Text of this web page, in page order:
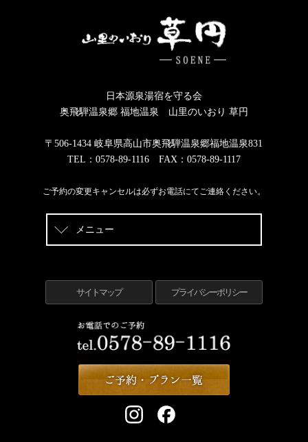
日本源泉湯宿を守る会
奥飛騨温泉郷 福地温泉 山里のいおり 草円
〒506-1434 岐阜県高山市奥飛騨温泉郷福地温泉831
TEL：0578-89-1116 FAX：0578-89-1117
ご予約の変更キャンセルは必ずお電話にてご連絡ください。
メニュー
サイトマップ プライバシーポリシー